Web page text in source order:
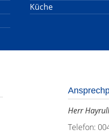
Küche
Herr
Telefon: